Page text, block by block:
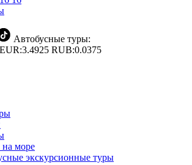
Автобусные туры:
RUB:0.0375
море
экскурсионные туры